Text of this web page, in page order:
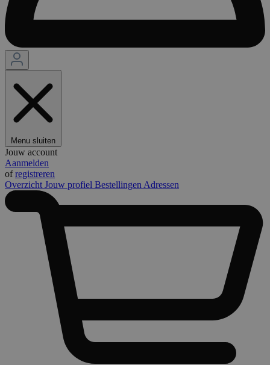
Menu sluiten
Jouw account
Aanmelden
ofregistreren
Overzicht Jouw profiel Bestellingen Adressen